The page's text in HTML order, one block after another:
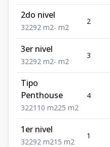
2do nivel
32292 m2- m2
2
3er nivel
32292 m2- m2
3
Tipo
Penthouse
322110 m225 m2
4
1er nivel
32292 m215 m2
1